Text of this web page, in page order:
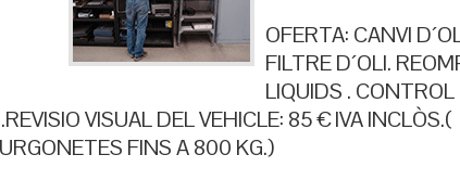
OFERTA: CANVI
FILTRE D´OLI.
LIQUIDS . CONTROL
VISUAL DEL VEHICLE: 85 € IVA INCLÒS.(
FINS A 800 KG.)